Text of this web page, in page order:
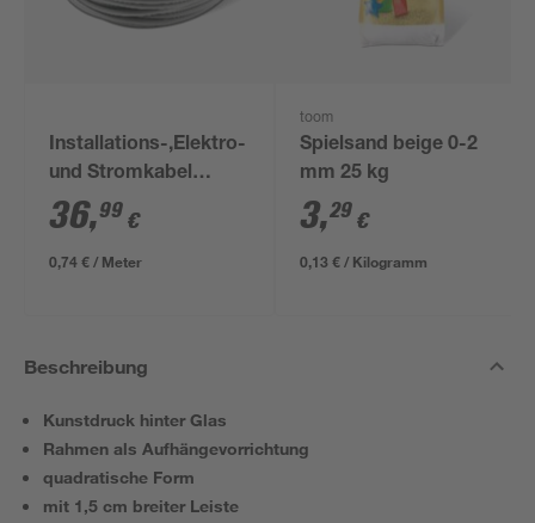
Installations-,Elektro-
und Stromkabel
NYM-J 3x1,5mm² 50
m
36,99 €
0,74 € / Meter
toom
Spielsand beige 0-2
mm 25 kg
3,29 €
0,13 € / Kilogramm
Beschreibung
Kunstdruck hinter Glas
Rahmen als Aufhängevorrichtung
quadratische Form
mit 1,5 cm breiter Leiste